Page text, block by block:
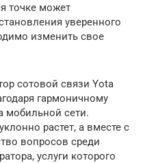
точке может
уверенного
изменить свое
сотовой связи Yota
гармоничному
мобильной сети.
растет, а вместе с
вопросов среди
услуги которого